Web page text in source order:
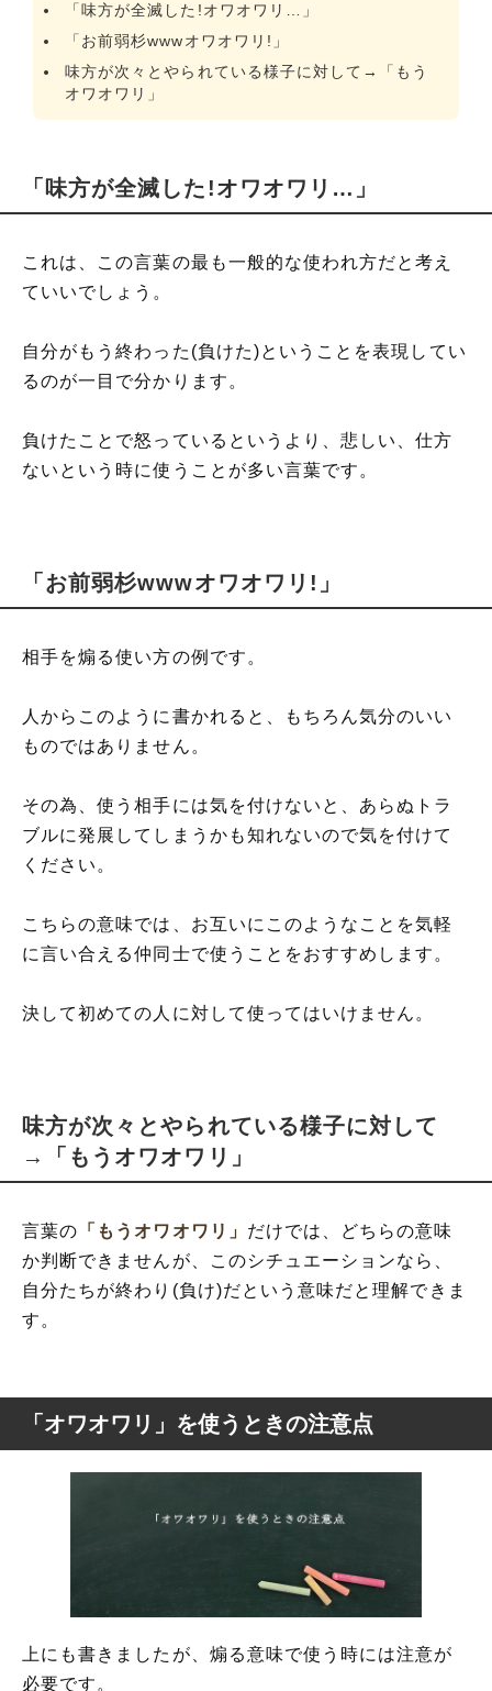
「味方が全滅した!オワオワリ…」
「お前弱杉wwwオワオワリ!」
味方が次々とやられている様子に対して→「もう
オワオワリ」
「味方が全滅した!オワオワリ…」
これは、この言葉の最も一般的な使われ方だと考え
ていいでしょう。
自分がもう終わった(負けた)ということを表現してい
るのが一目で分かります。
負けたことで怒っているというより、悲しい、仕方
ないという時に使うことが多い言葉です。
「お前弱杉wwwオワオワリ!」
相手を煽る使い方の例です。
人からこのように書かれると、もちろん気分のいい
ものではありません。
その為、使う相手には気を付けないと、あらぬトラ
ブルに発展してしまうかも知れないので気を付けて
ください。
こちらの意味では、お互いにこのようなことを気軽
に言い合える仲同士で使うことをおすすめします。
決して初めての人に対して使ってはいけません。
味方が次々とやられている様子に対して
→「もうオワオワリ」
言葉の 「もうオワオワリ」 だけでは、どちらの意味
か判断できませんが、このシチュエーションなら、
自分たちが終わり(負け)だという意味だと理解できま
す。
「オワオワリ」を使うときの注意点
上にも書きましたが、煽る意味で使う時には注意が
必要です。